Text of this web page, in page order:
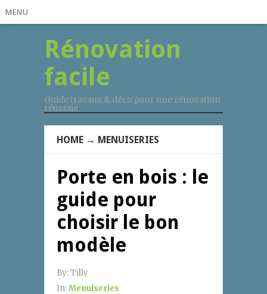
MENU
Rénovation
facile
Guide travaux & déco pour une rénovation
réusssie
HOME → MENUISERIES
Porte en bois : le
guide pour
choisir le bon
modèle
By:Tilly
In:Menuiseries